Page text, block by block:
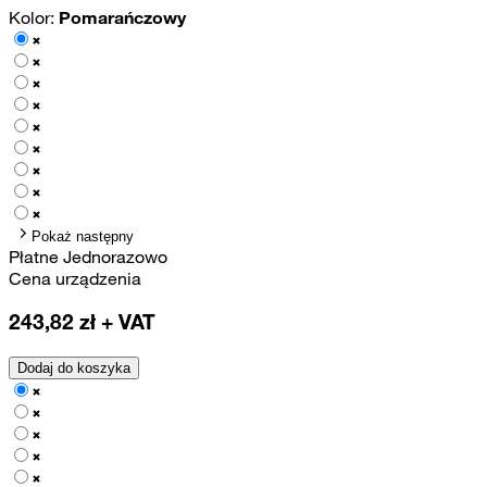
Kolor: Pomarańczowy
Pokaż następny
Płatne Jednorazowo
Cena urządzenia
243,82 zł + VAT
Dodaj do koszyka